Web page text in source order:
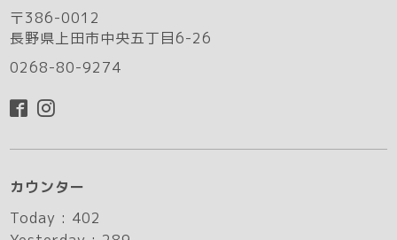
〒386-0012
長野県上田市中央五丁目6-26
0268-80-9274
カウンター
Today : 402